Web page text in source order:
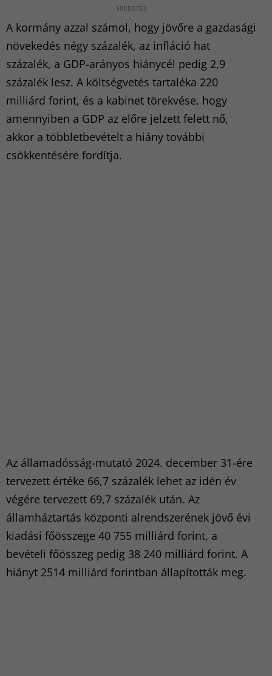
A kormány azzal számol, hogy jövőre a gazdasági
növekedés négy százalék, az infláció hat
százalék, a GDP-arányos hiánycél pedig 2,9
százalék lesz. A költségvetés tartaléka 220
milliárd forint, és a kabinet törekvése, hogy
amennyiben a GDP az előre jelzett felett nő,
akkor a többletbevételt a hiány további
csökkentésére fordítja.
Az államadósság-mutató 2024. december 31-ére
tervezett értéke 66,7 százalék lehet az idén év
végére tervezett 69,7 százalék után. Az
államháztartás központi alrendszerének jövő évi
kiadási főösszege 40 755 milliárd forint, a
bevételi főösszeg pedig 38 240 milliárd forint. A
hiányt 2514 milliárd forintban állapították meg.